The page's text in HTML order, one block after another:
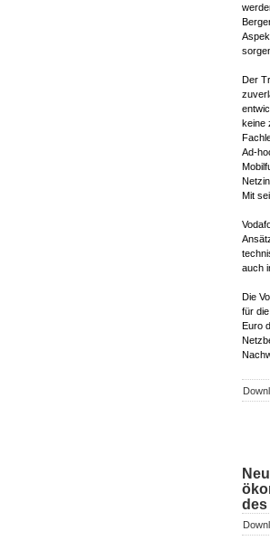
Der
keine
Ad-
Mit
auch
Die
für
Euro
des